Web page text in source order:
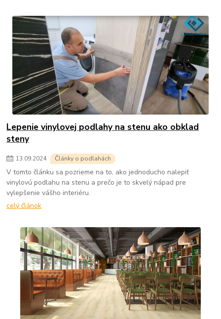
Lepenie vinylovej podlahy na stenu ako obklad
steny
13.09.2024 Články o podlahách
V tomto článku sa pozrieme na to, ako jednoducho nalepiť
vinylovú podlahu na stenu a prečo je to skvelý nápad pre
vylepšenie vášho interiéru.
celý článok